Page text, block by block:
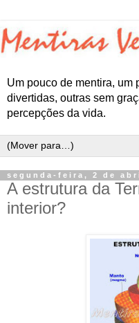
Um pouco de mentira, um
divertidas, outras sem
percepções da vida.
segunda-feira, 2 de
A estrutura da
interior?